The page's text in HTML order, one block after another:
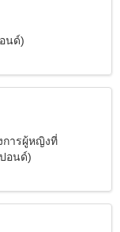
นด์)
ารผู้หญิงที่
อนด์)